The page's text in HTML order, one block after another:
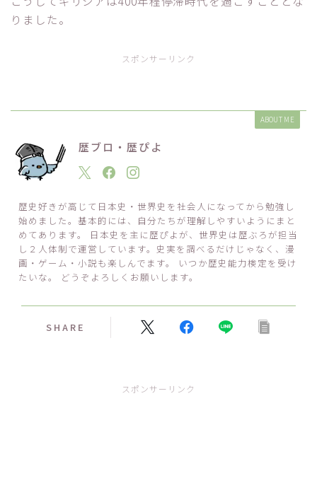
りました。
スポンサーリンク
ABOUT ME
歴ブロ・歴ぴよ
歴史好きが高じて日本史・世界史を社会人になってから勉強し
始めました。基本的には、自分たちが理解しやすいようにまと
めてあります。 日本史を主に歴ぴよが、世界史は歴ぶろが担当
し２人体制で運営しています。史実を調べるだけじゃなく、漫
画・ゲーム・小説も楽しんでます。 いつか歴史能力検定を受け
たいな。 どうぞよろしくお願いします。
SHARE
スポンサーリンク